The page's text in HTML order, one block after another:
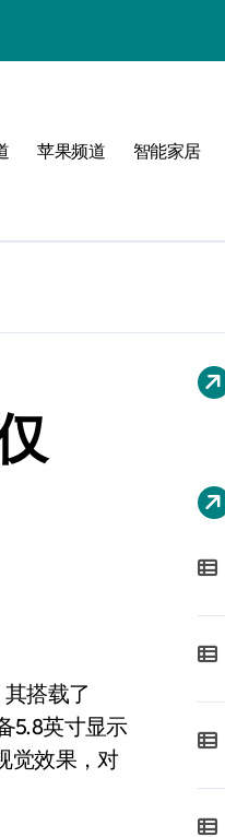
苹果频道 智能家居
搭载了
5.8英寸显示
觉效果，对